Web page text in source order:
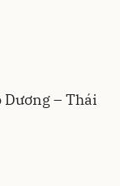
– Thái